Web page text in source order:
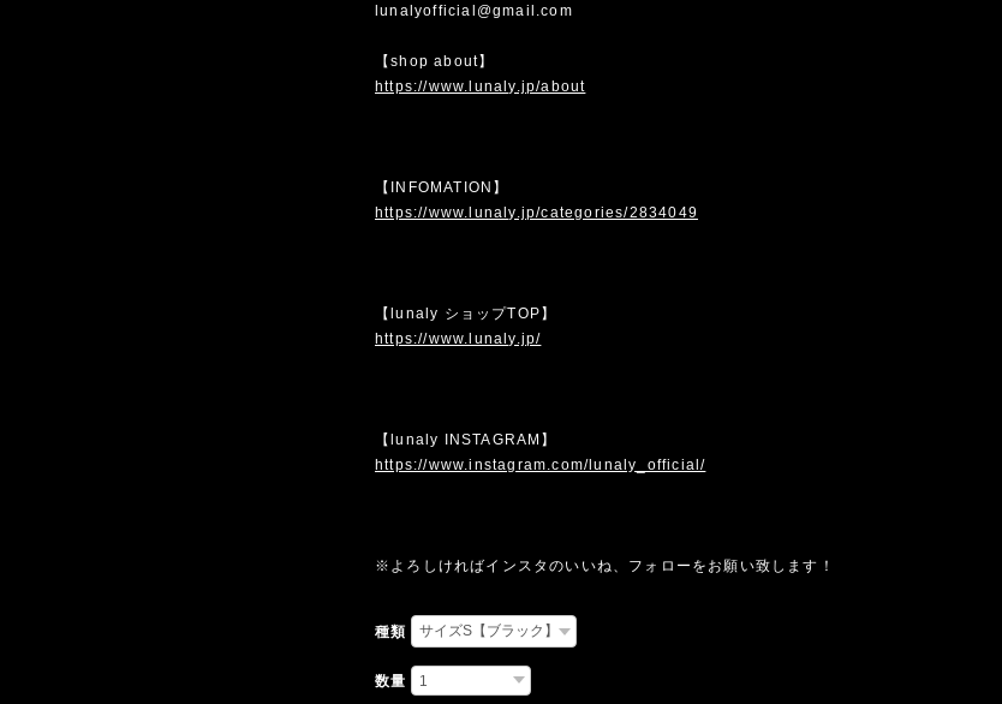
lunalyofficial@gmail.com
【shop about】
https://www.lunaly.jp/about
【INFOMATION】
https://www.lunaly.jp/categories/2834049
【lunaly ショップTOP】
https://www.lunaly.jp/
【lunaly INSTAGRAM】
https://www.instagram.com/lunaly_official/
※よろしければインスタのいいね、フォローをお願い致します！
種類
数量